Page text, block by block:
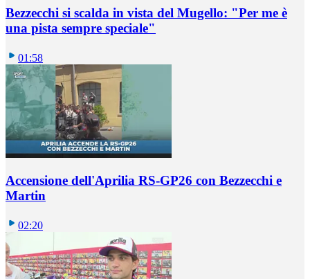
Bezzecchi si scalda in vista del Mugello: "Per me è
una pista sempre speciale"
01:58
Accensione dell'Aprilia RS-GP26 con Bezzecchi e
Martin
02:20